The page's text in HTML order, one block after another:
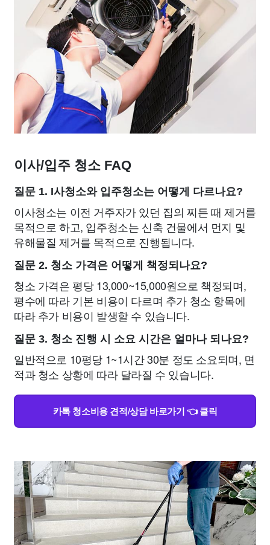
이사/입주 청소 FAQ
질문 1. I사청소와 입주청소는 어떻게 다르나요?
이사청소는 이전 거주자가 있던 집의 찌든 때 제거를
목적으로 하고, 입주청소는 신축 건물에서 먼지 및
유해물질 제거를 목적으로 진행됩니다.
질문 2. 청소 가격은 어떻게 책정되나요?
청소 가격은 평당 13,000~15,000원으로 책정되며,
평수에 따라 기본 비용이 다르며 추가 청소 항목에
따라 추가 비용이 발생할 수 있습니다.
질문 3. 청소 진행 시 소요 시간은 얼마나 되나요?
일반적으로 10평당 1~1시간 30분 정도 소요되며, 면
적과 청소 상황에 따라 달라질 수 있습니다.
카톡 청소비용 견적/상담 바로가기 👈 클릭